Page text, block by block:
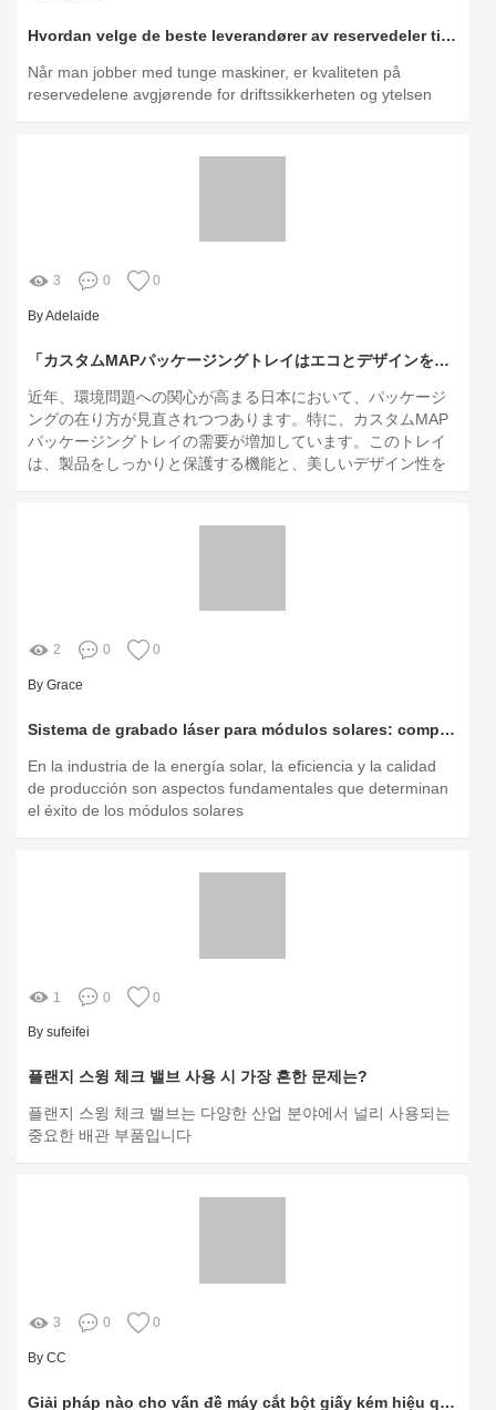
Hvordan velge de beste leverandører av reservedeler til tunge maskiner?
Når man jobber med tunge maskiner, er kvaliteten på
reservedelene avgjørende for driftssikkerheten og ytelsen
3 0 0
By Adelaide
「カスタムMAPパッケージングトレイはエコとデザインを両立できるのか？日本の消費者が抱える新たな課題とは」
近年、環境問題への関心が高まる日本において、パッケージ
ングの在り方が見直されつつあります。特に、カスタムMAP
パッケージングトレイの需要が増加しています。このトレイ
は、製品をしっかりと保護する機能と、美しいデザイン性を
記事では、カスタムMAPパッケージングトレイが日本の消費
2 0 0
By Grace
Sistema de grabado láser para módulos solares: comparativa de productos
En la industria de la energía solar, la eficiencia y la calidad
de producción son aspectos fundamentales que determinan
el éxito de los módulos solares
1 0 0
By sufeifei
플랜지 스윙 체크 밸브 사용 시 가장 흔한 문제는?
플랜지 스윙 체크 밸브는 다양한 산업 분야에서 널리 사용되는
중요한 배관 부품입니다
3 0 0
By CC
Giải pháp nào cho vấn đề máy cắt bột giấy kém hiệu quả?